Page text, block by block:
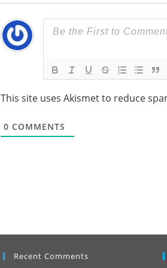
This site uses Akismet to reduce
0 COMMENTS
Recent Comments